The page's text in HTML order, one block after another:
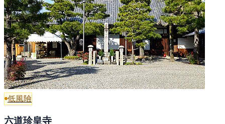
低風險
六道珍皇寺